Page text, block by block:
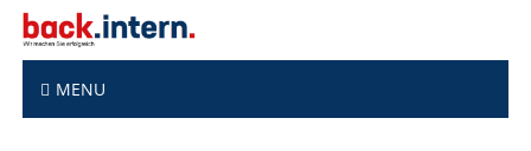
MENU